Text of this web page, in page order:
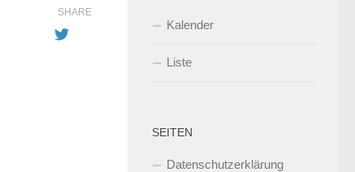
SHARE
Kalender
Liste
SEITEN
Datenschutzerklärung